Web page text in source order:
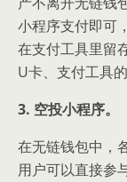
小程序支付即可
在支付工具里留
U卡、支付工具
3. 空投小程序。
在无链钱包中，
用户可以直接参